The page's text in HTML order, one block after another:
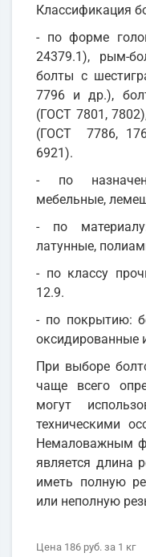
Классификация
- по форме
24379.1), рым-
болты с
7796 и др.),
(ГОСТ 7801,
(ГОСТ 7786,
6921).
- по
мебельные,
- по
латунные,
- по классу
12.9.
- по покрытию:
оксидированные
При выборе
чаще всего
могут
техническими
Немаловажным
является длина
иметь полную
или неполную
Цена 186 руб. за 1 кг